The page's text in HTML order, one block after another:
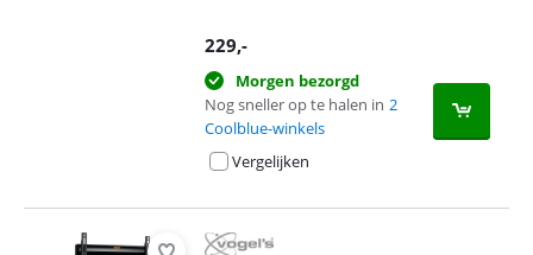
229,-
Morgen bezorgd
Nog sneller op te halen in 2
Coolblue-winkels
Vergelijken